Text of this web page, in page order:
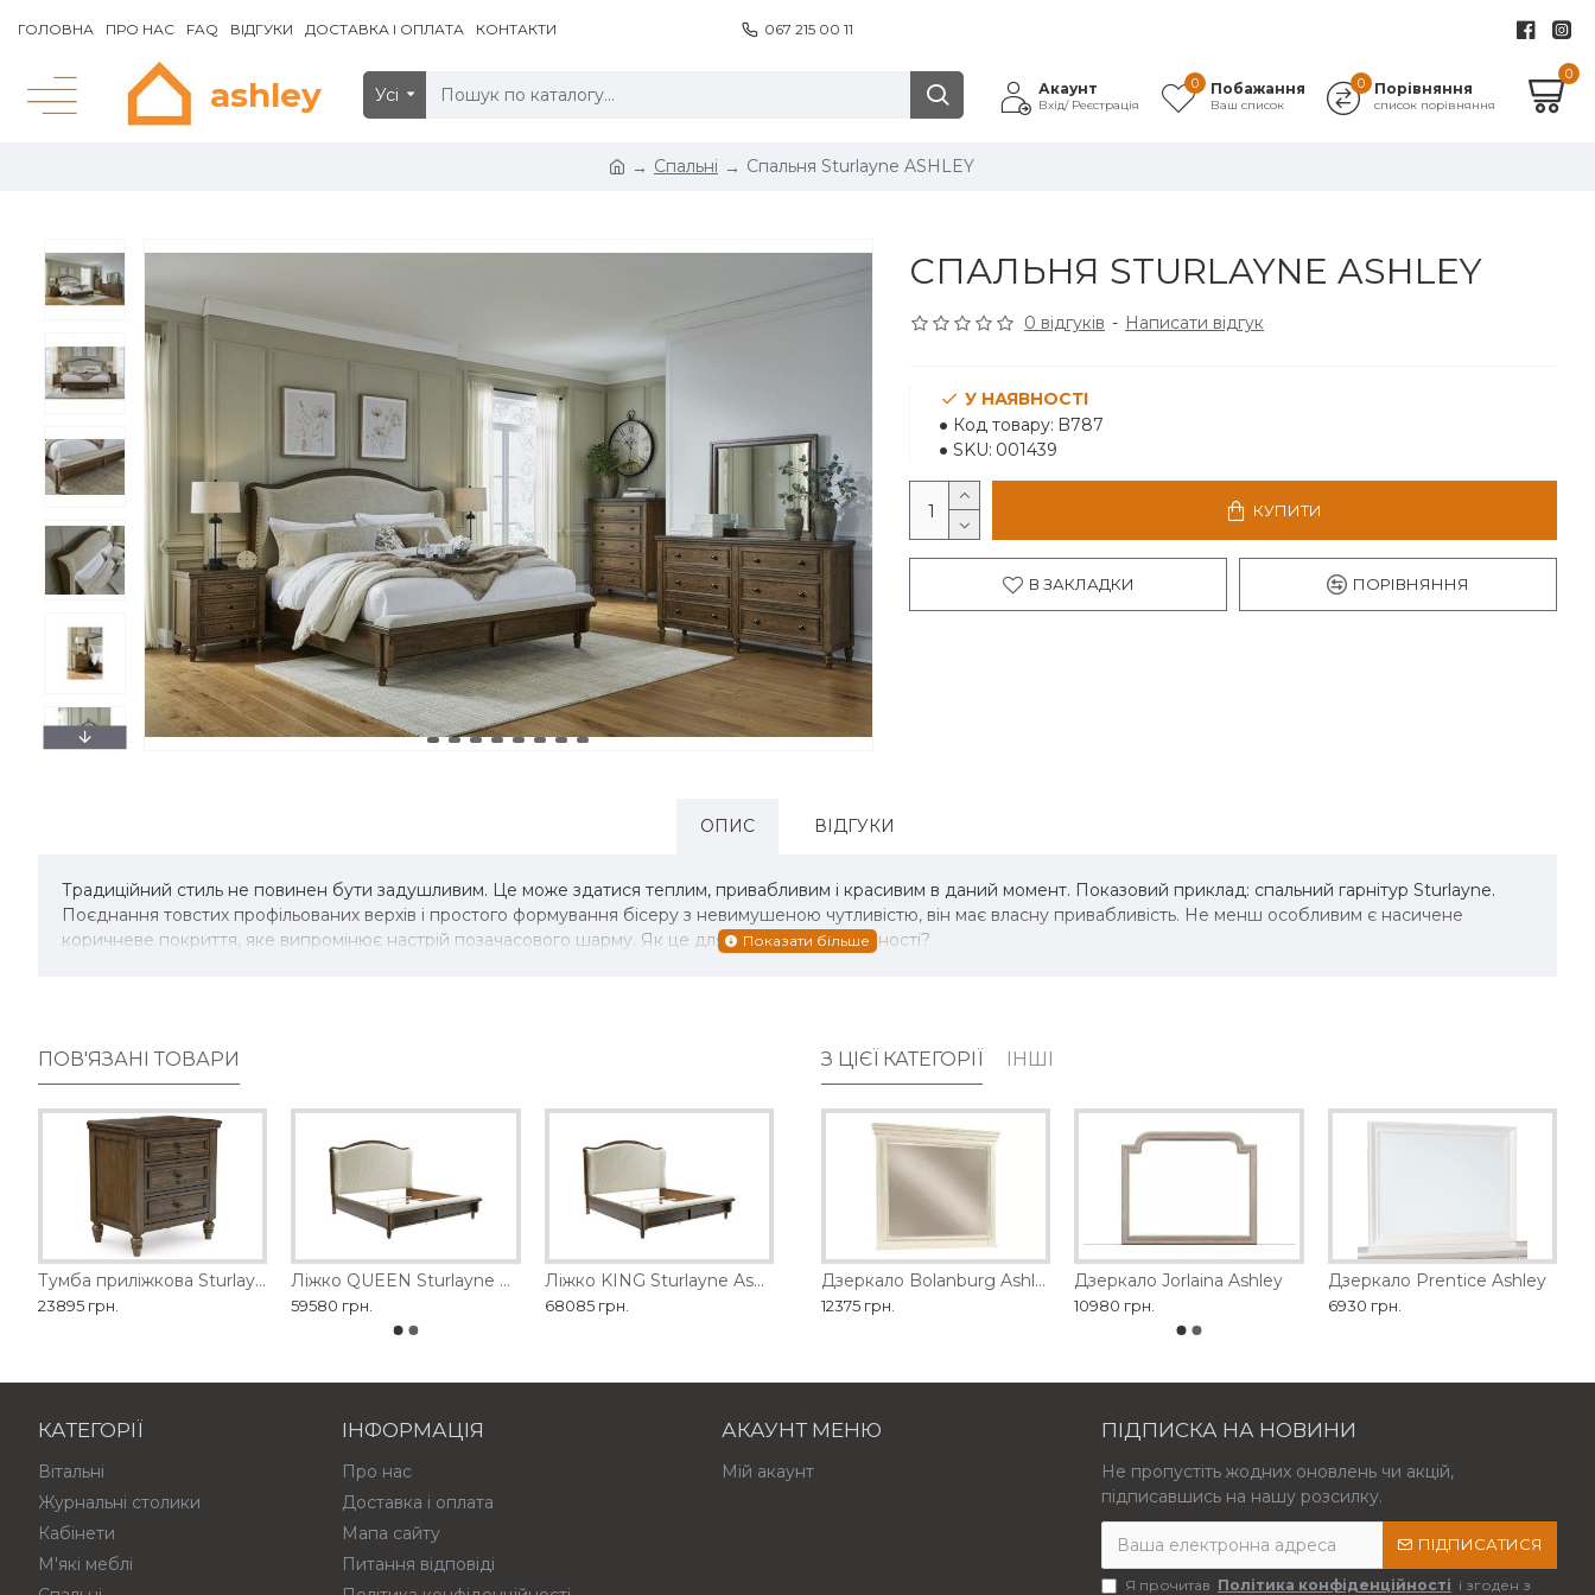
ГОЛОВНА ПРО НАС FAQ ВІДГУКИ ДОСТАВКА І ОПЛАТА КОНТАКТИ 067 215 00 11
ashley Усі Акаунт
Вхід/ Реєстрація
Побажання
Ваш список
0 Порівняння
список порівняння
0
0
Спальні Спальня Sturlayne ASHLEY
СПАЛЬНЯ STURLAYNE ASHLEY
0 відгуків - Написати відгук
У НАЯВНОСТІ
Код товару: B787
SKU: 001439
КУПИТИ
В ЗАКЛАДКИ ПОРІВНЯННЯ
ОПИС ВІДГУКИ
Традиційний стиль не повинен бути задушливим. Це може здатися теплим, привабливим і красивим в даний момент. Показовий приклад: спальний гарнітур Sturlayne.
Поєднання товстих профільованих верхів і простого формування бісеру з невимушеною чутливістю, він має власну привабливість. Не менш особливим є насичене
коричневе покриття, яке випромінює настрій позачасового шарму. Як це для спокійної вишуканості?
ПОВ'ЯЗАНІ ТОВАРИ
Тумба приліжкова Sturlayne Ashley
23895 грн.
Ліжко QUEEN Sturlayne Ashley
59580 грн.
Ліжко KING Sturlayne Ashley
68085 грн.
З ЦІЄЇ КАТЕГОРІЇ ІНШІ
Банкетка Realyn Ashley
22725 грн. 10800 грн. 21735 грн.
Дзеркало Bolanburg Ashley
12375 грн.
Дзеркало Jorlaina Ashley
10980 грн.
Дзеркало Prentice Ashley
6930 грн.
КАТЕГОРІЇ
Вітальні
Журнальні столики
Кабінети
М'які меблі
ІНФОРМАЦІЯ
Про нас
Доставка і оплата
Мапа сайту
Питання відповіді
АКАУНТ МЕНЮ
Мій акаунт
ПІДПИСКА НА НОВИНИ
Не пропустіть жодних оновлень чи акцій,
підписавшись на нашу розсилку.
ПІДПИСАТИСЯ
Я прочитав Політика конфіденційності і згоден з